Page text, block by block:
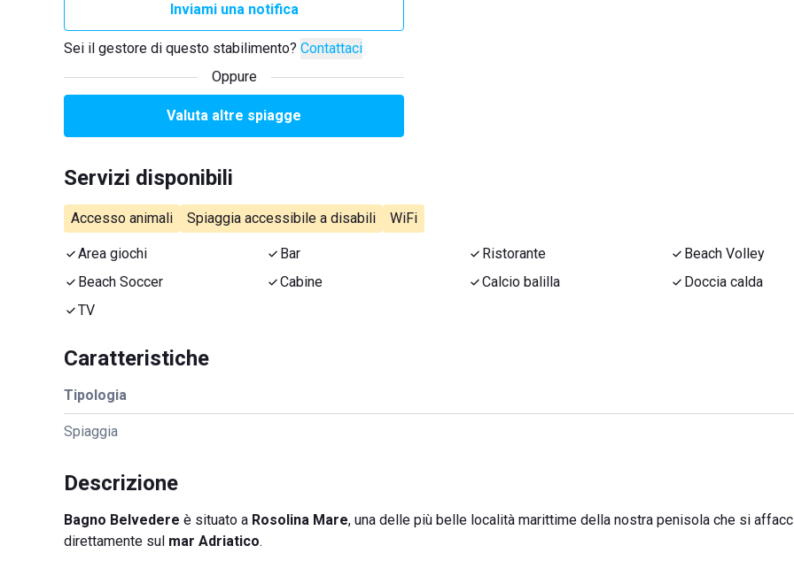
Inviami una notifica
Sei il gestore di questo stabilimento? Contattaci
Oppure
Valuta altre spiagge
Servizi disponibili
Accesso animali Spiaggia accessibile a disabili WiFi
Area giochi Bar Ristorante
Beach Volley
Beach Soccer
Cabine Calcio balilla
Doccia calda
TV
Caratteristiche
Tipologia
Spiaggia
Descrizione
Bagno Belvedere è situato a Rosolina Mare, una delle più belle località marittime della nostra penisola che si
direttamente sul mar Adriatico.